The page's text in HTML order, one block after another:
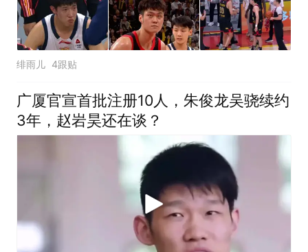
绯雨儿 4跟贴
广厦官宣首批注册10人，朱俊龙吴骁续约
3年，赵岩昊还在谈？